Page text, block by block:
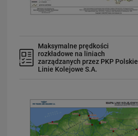
Maksymalne prędkości
rozkładowe na liniach
zarządzanych przez PKP Polskie
Linie Kolejowe S.A.